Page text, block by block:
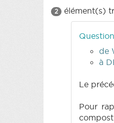
2 élément(s)
de
à
Le
Pour